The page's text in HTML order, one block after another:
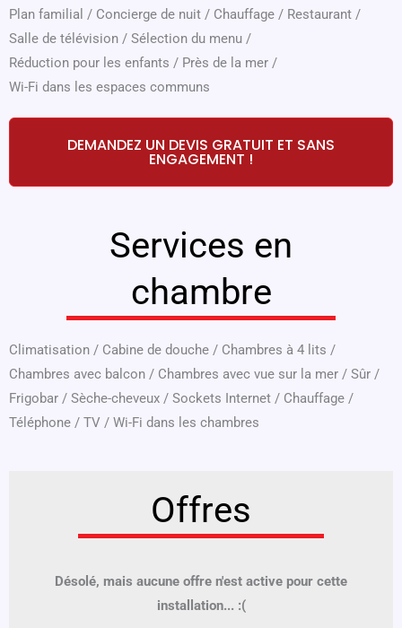
Plan familial / Concierge de nuit / Chauffage / Restaurant /
Salle de télévision / Sélection du menu /
Réduction pour les enfants / Près de la mer /
Wi-Fi dans les espaces communs
DEMANDEZ UN DEVIS GRATUIT ET SANS
ENGAGEMENT !
Services en
chambre
Climatisation / Cabine de douche / Chambres à 4 lits /
Chambres avec balcon / Chambres avec vue sur la mer / Sûr /
Frigobar / Sèche-cheveux / Sockets Internet / Chauffage /
Téléphone / TV / Wi-Fi dans les chambres
Offres
Désolé, mais aucune offre n'est active pour cette
installation... :(